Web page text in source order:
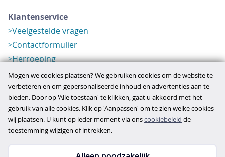
Klantenservice
Veelgestelde vragen
Contactformulier
Herroeping
Over ons
Bedrijfsgegevens
Werkwijze
Overzichten
Verlopen aanbod
Mogen we cookies plaatsen? We gebruiken cookies om de website te
verbeteren en om gepersonaliseerde inhoud en advertenties aan te
bieden. Door op 'Alle toestaan' te klikken, gaat u akkoord met het
gebruik van alle cookies. Klik op 'Aanpassen' om te zien welke cookies
wij plaatsen. U kunt op ieder moment via onscookiebeleid de
toestemming wijzigen of intrekken.